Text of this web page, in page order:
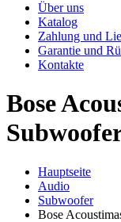
Über uns
Katalog
Zahlung und
Garantie und
Kontakte
Bose
Hauptseite
Audio
Subwoofer
Bose